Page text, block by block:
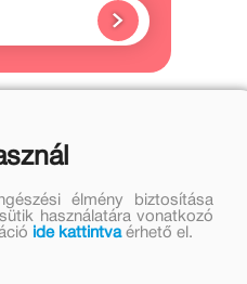
művei
A szerkesztő
élmény biztosítása
használatára vonatkozó
ide kattintvaérhető el.